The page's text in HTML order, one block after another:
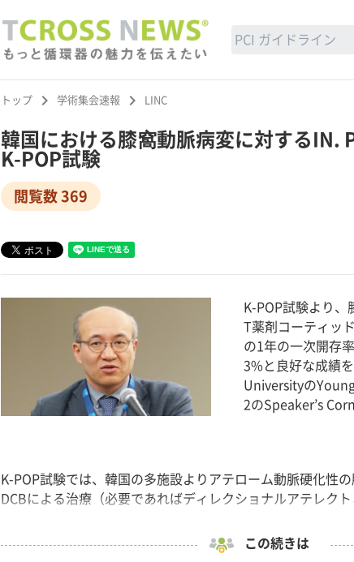
トップ keyboard_arrow_right 学術集会速報 keyboard_arrow_right LINC
韓国における膝窩動脈病変に対するIN.
K-POP試験
閲覧数 369
K-POP試験より、
T薬剤コーティッ
の1年の一次開存
3%と良好な成績
Universityの
2のSpeaker’s
K-POP試験では、韓国の多施設よりアテローム動脈硬化性
DCBによる治療（必要であればディレクショナルアテレクト
この続きは